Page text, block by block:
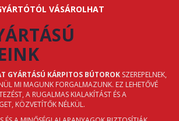
VÁSÁROLHAT
GYÁRTÁSÚ KÁRPITOS BÚTOROK SZEREPELNEK,
MI MAGUNK FORGALMAZUNK. EZ LEHETŐVÉ
A RUGALMAS KIALAKÍTÁST ÉS A
KÖZVETÍTŐK NÉLKÜL.